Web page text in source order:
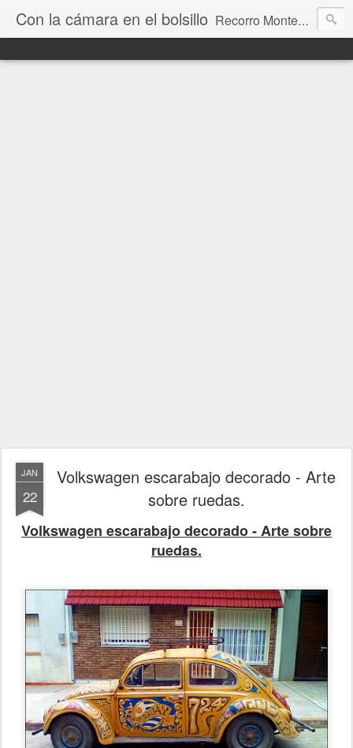
Con la cámara en el bolsillo Recorro Montevideo y el mundo. Fotos e historias de aquí y allá.
JAN
22
Volkswagen escarabajo decorado - Arte
sobre ruedas.
Volkswagen escarabajo decorado - Arte sobre
ruedas.